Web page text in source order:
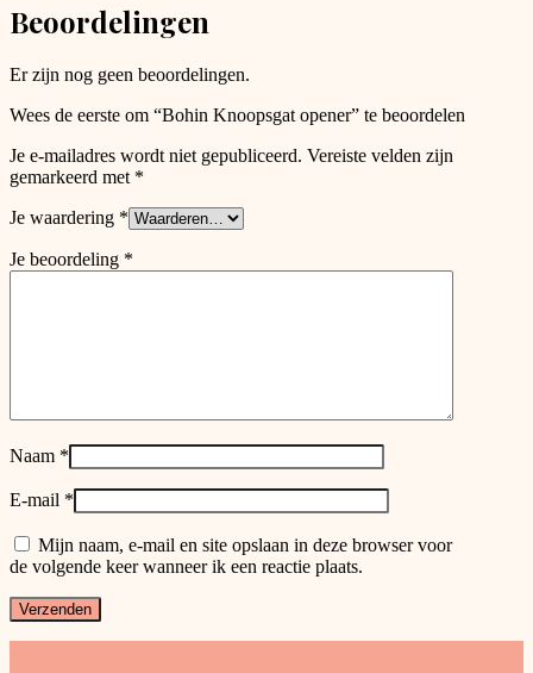
de
Beoordelingen
Er zijn nog geen beoordelingen.
Wees de eerste om “Bohin Knoopsgat opener” te beoordelen
Je e-mailadres wordt niet gepubliceerd. Vereiste velden zijn
gemarkeerd met *
Je waardering *
Je beoordeling *
Naam *
E-mail *
Mijn naam, e-mail en site opslaan in deze browser voor
de volgende keer wanneer ik een reactie plaats.